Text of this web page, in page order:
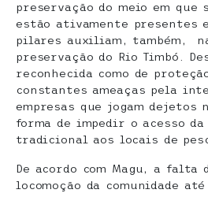
preservação do meio em que
estão ativamente presentes
pilares auxiliam, também,
preservação do Rio Timbó.
reconhecida como de
constantes ameaças pela
empresas que jogam dejetos
forma de impedir o acesso da
tradicional aos locais de
De acordo com Magu, a falta
locomoção da comunidade